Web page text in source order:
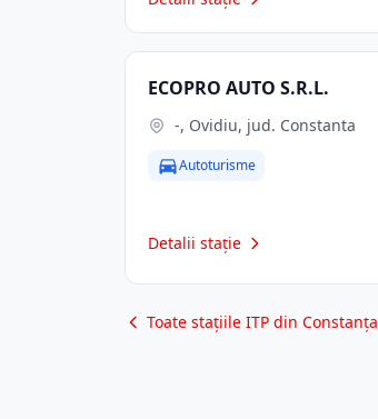
ECOPRO AUTO S.R.L.
-, Ovidiu, jud. Constanta
Autoturisme
Detalii stație
Toate stațiile ITP din Constanța